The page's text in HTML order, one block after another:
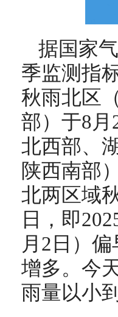
据国家
季监测指
秋雨北区
部）于8
北西部、
陕西南部
北两区域
日，即
月2日）
增多。 今
雨量以小